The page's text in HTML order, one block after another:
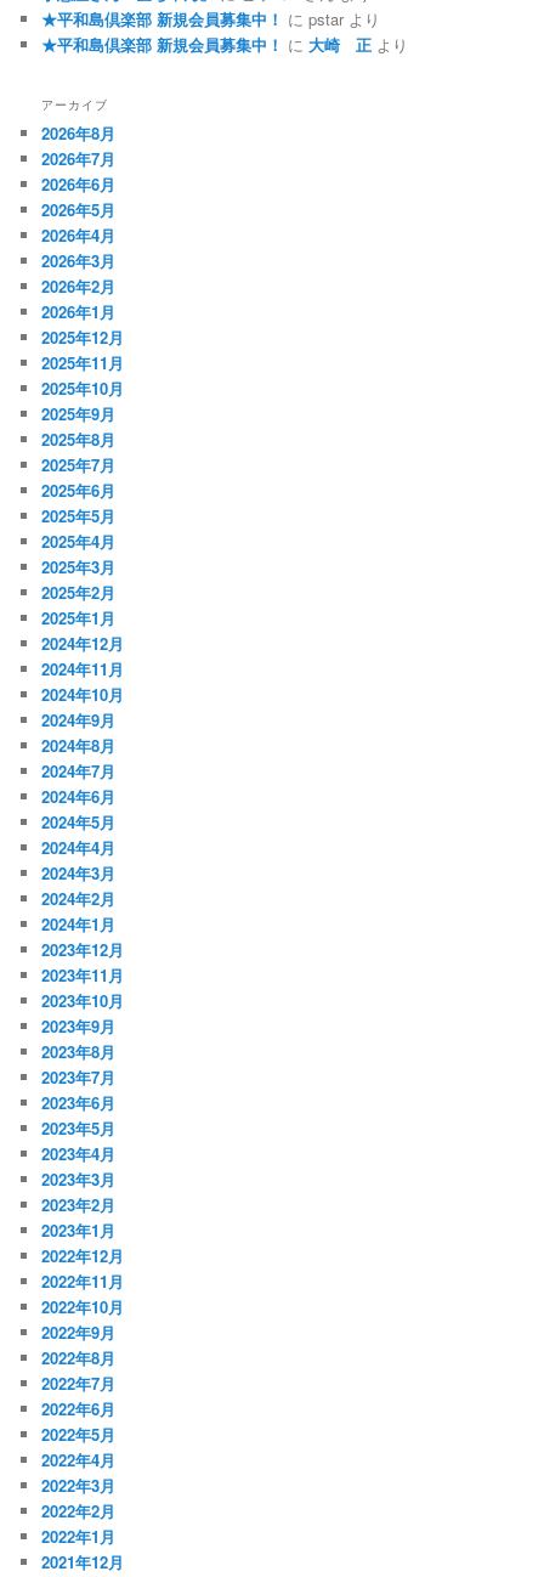
★平和島倶楽部 新規会員募集中！ にpstar より
★平和島倶楽部 新規会員募集中！ に大崎 正 より
アーカイブ
2026年8月
2026年7月
2026年6月
2026年5月
2026年4月
2026年3月
2026年2月
2026年1月
2025年12月
2025年11月
2025年10月
2025年9月
2025年8月
2025年7月
2025年6月
2025年5月
2025年4月
2025年3月
2025年2月
2025年1月
2024年12月
2024年11月
2024年10月
2024年9月
2024年8月
2024年7月
2024年6月
2024年5月
2024年4月
2024年3月
2024年2月
2024年1月
2023年12月
2023年11月
2023年10月
2023年9月
2023年8月
2023年7月
2023年6月
2023年5月
2023年4月
2023年3月
2023年2月
2023年1月
2022年12月
2022年11月
2022年10月
2022年9月
2022年8月
2022年7月
2022年6月
2022年5月
2022年4月
2022年3月
2022年2月
2022年1月
2021年12月